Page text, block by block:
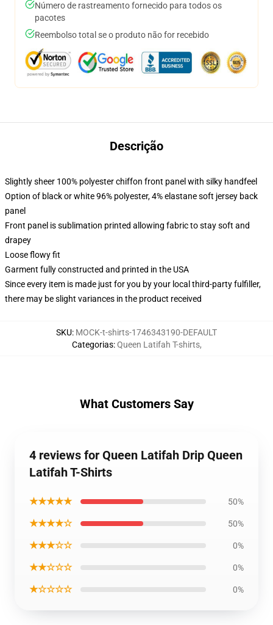
Número de rastreamento fornecido para todos os
pacotes
Reembolso total se o produto não for recebido
Descrição
Slightly sheer 100% polyester chiffon front panel with silky handfeel
Option of black or white 96% polyester, 4% elastane soft jersey back
panel
Front panel is sublimation printed allowing fabric to stay soft and
drapey
Loose flowy fit
Garment fully constructed and printed in the USA
Since every item is made just for you by your local third-party fulfiller,
there may be slight variances in the product received
SKU: MOCK-t-shirts-1746343190-DEFAULT
Categorias:Queen Latifah T-shirts,
What Customers Say
4 reviews for Queen Latifah Drip Queen
Latifah T-Shirts
★★★★★ 50%
★★★★☆ 50%
★★★☆☆ 0%
★★☆☆☆ 0%
★☆☆☆☆ 0%